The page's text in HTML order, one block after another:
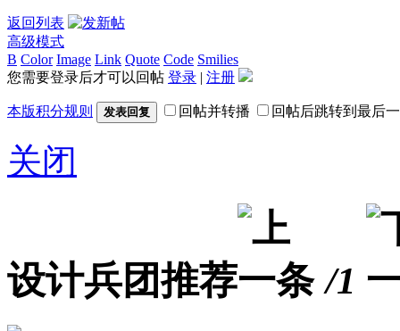
返回列表
高级模式
B Color Image Link Quote Code Smilies
您需要登录后才可以回帖 登录 | 注册
本版积分规则 发表回复 回帖并转播 回帖后跳转到最后
关闭
设计兵团推荐 /1